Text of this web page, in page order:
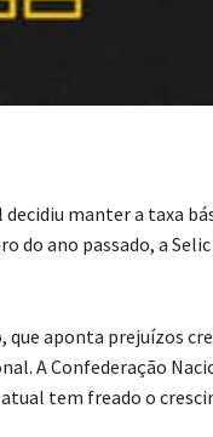
manter a taxa
do ano passado, a
aponta prejuízos
A Confederação
tem freado o